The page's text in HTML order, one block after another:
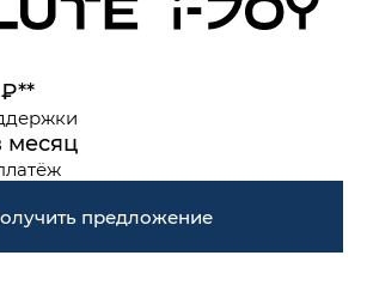
месяц
предложение